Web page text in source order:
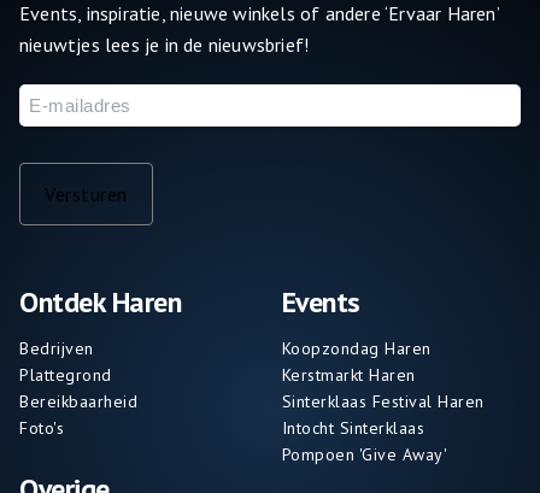
Ontdek Haren
Bedrijven
Plattegrond
Bereikbaarheid
Foto's
Events
Koopzondag Haren
Kerstmarkt Haren
Sinterklaas Festival Haren
Intocht Sinterklaas
Pompoen 'Give Away'
Events, inspiratie, nieuwe winkels of andere ‘Ervaar Haren’
nieuwtjes lees je in de nieuwsbrief!
E-
mailadres
Versturen